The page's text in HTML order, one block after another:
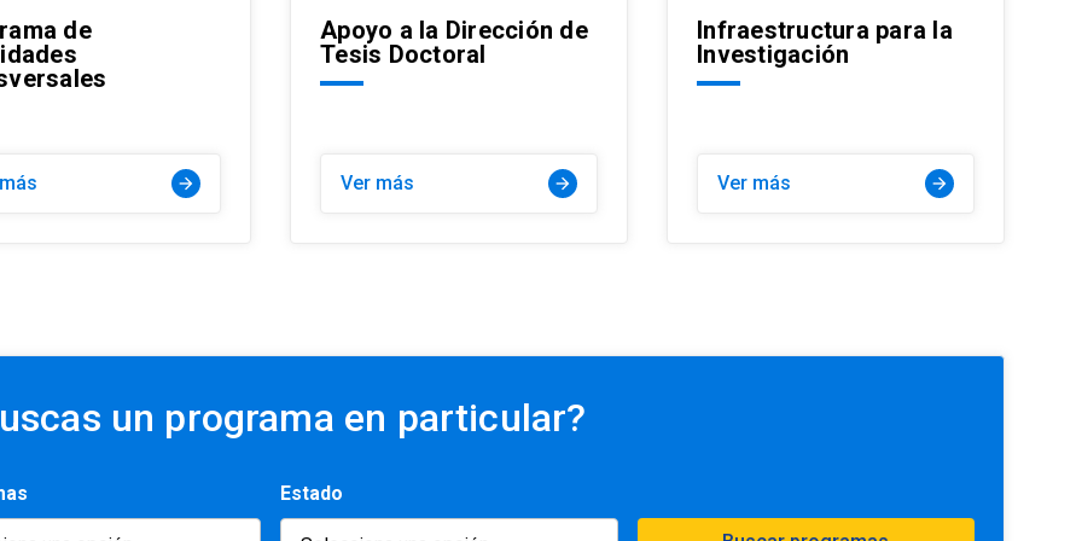
de
arrow_forward
Apoyo a la Dirección de
Tesis Doctoral
Ver más arrow_forward
Infraestructura para la
Investigación
Ver más arrow_forward
un programa en particular?
Estado